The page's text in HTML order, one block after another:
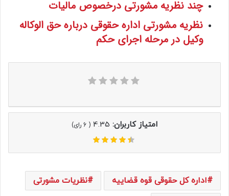
چند نظریه مشورتی درخصوص مالیات
نظریه مشورتی اداره حقوقی درباره حق الوکاله
وکیل در مرحله اجرای حکم
امتیاز کاربران: 4.35
(
6 رای)
اداره کل حقوقی قوه قضاییه
نظریات مشورتی